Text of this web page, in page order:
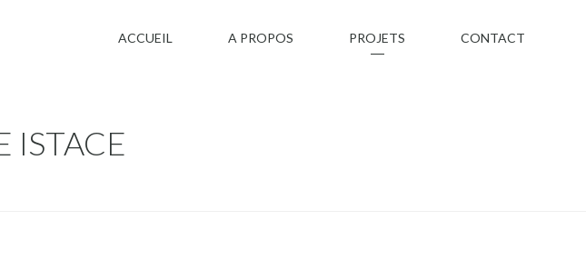
ACCUEIL A PROPOS PROJETS CONTACT
ISTACE